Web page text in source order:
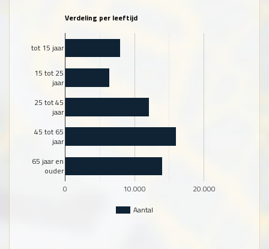
Verdeling per leeftijd
Aantal
0 10.000 20.000
tot 15 jaar
15 tot 25
jaar
25 tot 45
jaar
45 tot 65
jaar
65 jaar en
ouder